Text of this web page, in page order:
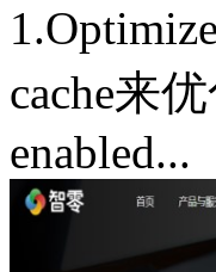
cache来
enabled...